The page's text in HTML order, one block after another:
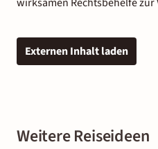
Externen Inhalt laden
Weitere Reiseideen